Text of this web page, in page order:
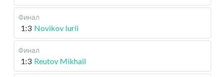
Финал
1:3 Novikov Iurii
Финал
1:3 Reutov Mikhail